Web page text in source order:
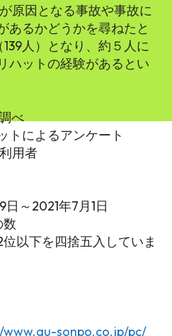
原因となる事故や事故に
あるかどうかを尋ねたと
人）となり、約５人に
ハットの経験があるとい
べ
トによるアンケート
用者
～2021年7月1日
数
以下を四捨五入していま
www.au-sonpo.co.jp/pc/